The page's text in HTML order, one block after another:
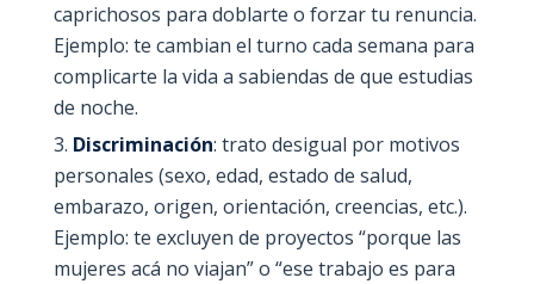
caprichosos para doblarte o forzar tu renuncia.
Ejemplo: te cambian el turno cada semana para
complicarte la vida a sabiendas de que estudias
de noche.
Discriminación: trato desigual por motivos
personales (sexo, edad, estado de salud,
embarazo, origen, orientación, creencias, etc.).
Ejemplo: te excluyen de proyectos “porque las
mujeres acá no viajan” o “ese trabajo es para